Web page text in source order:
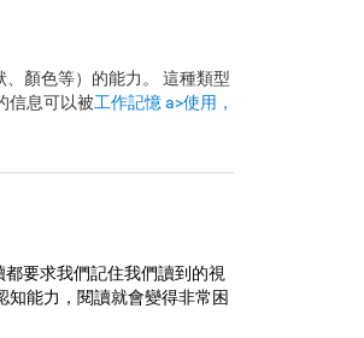
、顏色等）的能力。 這種類型
信息可以被工作記憶 a>使用，
要求我們記住我們讀到的視
知能力，閱讀就會變得非常困